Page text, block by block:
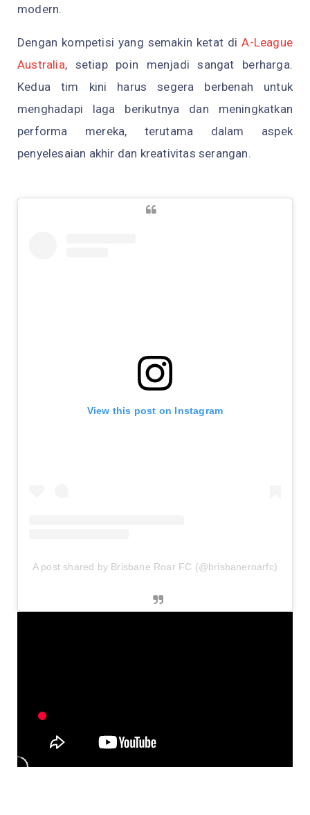
modern.
Dengan kompetisi yang semakin ketat diA-League
Australia, setiap poin menjadi sangat berharga.
Kedua tim kini harus segera berbenah untuk
menghadapi laga berikutnya dan meningkatkan
performa mereka, terutama dalam aspek
penyelesaian akhir dan kreativitas serangan.
View this post on Instagram
A post shared by Brisbane Roar FC (@brisbaneroarfc)